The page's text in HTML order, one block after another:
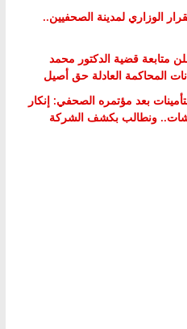
الوزاري لمدينة الصحفيين..
متابعة قضية الدكتور محمد
المحاكمة العادلة حق أصيل
بعد مؤتمره الصحفي: إنكار
ونطالب بكشف الشركة